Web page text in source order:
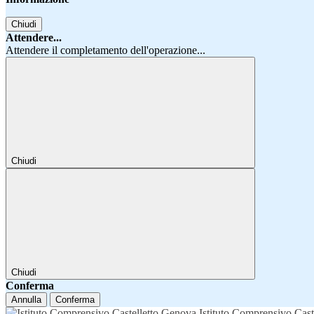
Chiudi
Attendere...
Attendere il completamento dell'operazione...
Chiudi
Chiudi
Conferma
Annulla Conferma